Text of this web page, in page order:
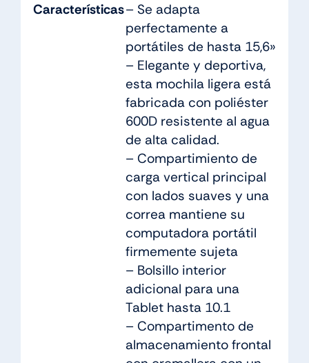
Características– Se adapta
perfectamente a
portátiles de hasta 15,6»
– Elegante y deportiva,
esta mochila ligera está
fabricada con poliéster
600D resistente al agua
de alta calidad.
– Compartimiento de
carga vertical principal
con lados suaves y una
correa mantiene su
computadora portátil
firmemente sujeta
– Bolsillo interior
adicional para una
Tablet hasta 10.1
– Compartimento de
almacenamiento frontal